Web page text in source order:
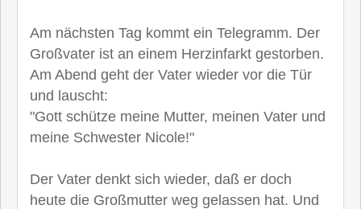
Am nächsten Tag kommt ein Telegramm. Der
Großvater ist an einem Herzinfarkt gestorben.
Am Abend geht der Vater wieder vor die Tür
und lauscht:
"Gott schütze meine Mutter, meinen Vater und
meine Schwester Nicole!"
Der Vater denkt sich wieder, daß er doch
heute die Großmutter weg gelassen hat. Und